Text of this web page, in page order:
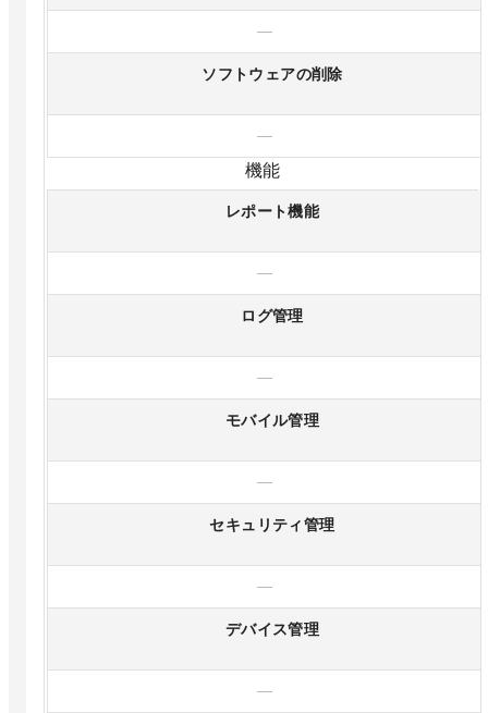
—
ソフトウェアの削除
—
機能
レポート機能
—
ログ管理
—
モバイル管理
—
セキュリティ管理
—
デバイス管理
—